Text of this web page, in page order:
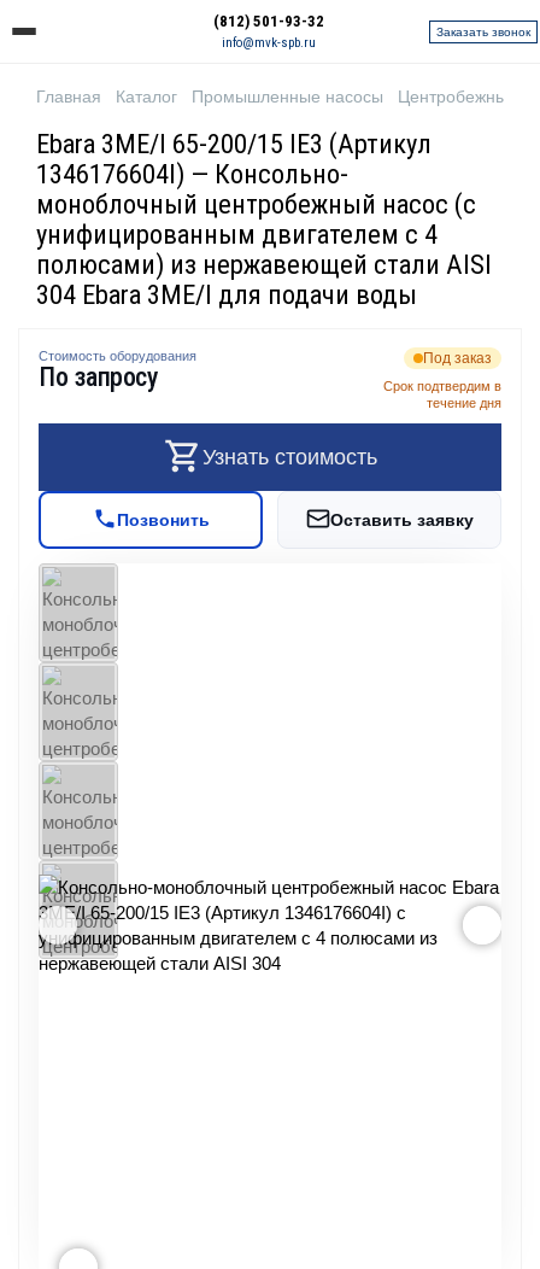
(812) 501-93-32
info@mvk-spb.ru
Заказать звонок
Главная Каталог Промышленные насосы Центробежные
Ebara 3ME/I 65-200/15 IE3 (Артикул
1346176604I) — Консольно-
моноблочный центробежный насос (с
унифицированным двигателем с 4
полюсами) из нержавеющей стали AISI
304 Ebara 3ME/I для подачи воды
Стоимость оборудования
По запросу
Под заказ
Срок подтвердим в
течение дня
Узнать стоимость
Позвонить Оставить заявку